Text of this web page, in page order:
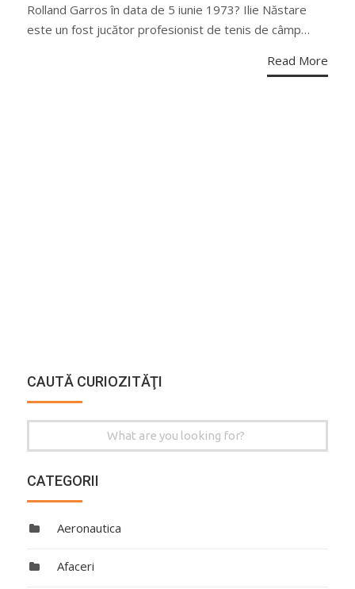
Rolland Garros în data de 5 iunie 1973? Ilie Năstare
este un fost jucător profesionist de tenis de câmp…
Read More
CAUTĂ CURIOZITĂŢI
for:
CATEGORII
Aeronautica
Afaceri